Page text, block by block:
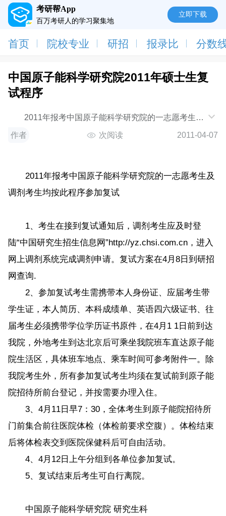
考研帮App
百万考研人的学习聚集地
立即下载
首页 院校专业 研招 报录比 分数
中国原子能科学研究院2011年硕士生复
试程序
2011年报考中国原子能科学研究院的一志愿考生及
调剂考生均按此程序参加复试 1、考生在接到复试
通
作者 次阅读 2011-04-07
2011年报考中国原子能科学研究院的一志愿考生及
调剂考生均按此程序参加复试
1、考生在接到复试通知后，调剂考生应及时登
陆“中国研究生招生信息网”http://yz.chsi.com.cn，进入
网上调剂系统完成调剂申请。复试方案在4月8日到研招
网查询.
2、参加复试考生需携带本人身份证、应届考生带
学生证，本人简历、本科成绩单、英语四六级证书、往
届考生必须携带学位学历证书原件，在4月1 1日前到达
我院，外地考生到达北京后可乘坐我院班车直达原子能
院生活区，具体班车地点、乘车时间可参考附件一。除
我院考生外，所有参加复试考生均须在复试前到原子能
院招待所前台登记，并按需要办理入住。
3、4月11日早7：30，全体考生到原子能院招待所
门前集合前往医院体检（体检前要求空腹）。体检结束
后将体检表交到医院保健科后可自由活动。
4、4月12日上午分组到各单位参加复试。
5、复试结束后考生可自行离院。
中国原子能科学研究院 研究生科